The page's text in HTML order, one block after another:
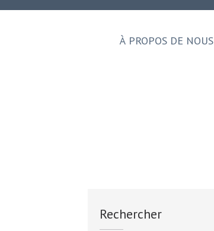
À PROPOS DE NOUS
Rechercher